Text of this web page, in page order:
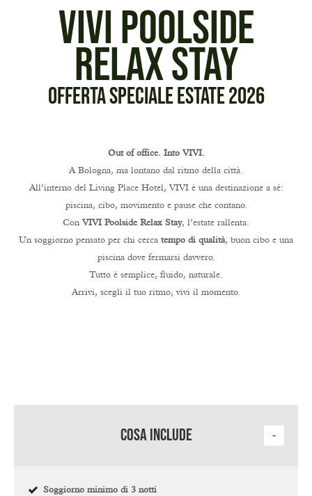
VIVI Poolside
Relax Stay
Offerta Speciale Estate 2026
Out of office. Into VIVI.
A Bologna, ma lontano dal ritmo della città.
All’interno del Living Place Hotel, VIVI è una destinazione a sé:
piscina, cibo, movimento e pause che contano.
Con VIVI Poolside Relax Stay, l’estate rallenta.
Un soggiorno pensato per chi cerca tempo di qualità, buon cibo e una
piscina dove fermarsi davvero.
Tutto è semplice, fluido, naturale.
Arrivi, scegli il tuo ritmo, vivi il momento.
cosa include
Soggiorno minimo di 3 notti